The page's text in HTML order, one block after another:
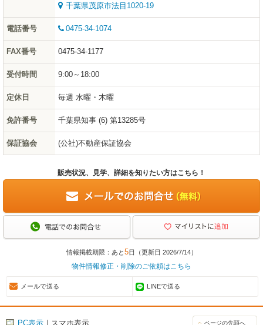
千葉県茂原市法目1020-19
電話番号 0475-34-1074
FAX番号 0475-34-1177
受付時間 9:00～18:00
定休日 毎週 水曜・木曜
免許番号 千葉県知事 (6) 第13285号
保証協会 (公社)不動産保証協会
販売状況、見学、詳細を知りたい方はこちら！
情報掲載期限：あと5日（更新日 2026/7/14）
物件情報修正・削除のご依頼はこちら
メールで送る LINEで送る
PC表示 ｜スマホ表示 ページの先頭へ